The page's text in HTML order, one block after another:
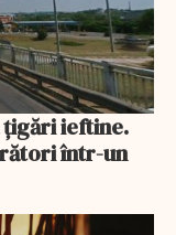
ieftine.
într-un